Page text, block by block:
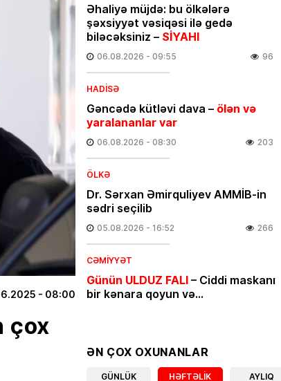
- 08:00
çox
Əhaliyə müjdə: bu ölkələrə
şəxsiyyət vəsiqəsi ilə gedə
biləcəksiniz – SİYAHI
06.08.2026 - 09:55 96
HADISƏ
Gəncədə kütləvi dava – ölən və
yaralananlar var
06.08.2026 - 08:30 203
ÖLKƏ
Dr. Sərxan Əmirquliyev AMMİB-in
sədri seçilib
05.08.2026 - 16:52 266
CƏMIYYƏT
Günün ULDUZ FALI– Ciddi maskanı
bir kənara qoyun və…
İQTISADIYYAT
Azərbaycan mənşəli qeyri-neft-qaz
ƏN ÇOX OXUNANLAR
GÜNLÜK HƏFTƏLIK AYLIQ